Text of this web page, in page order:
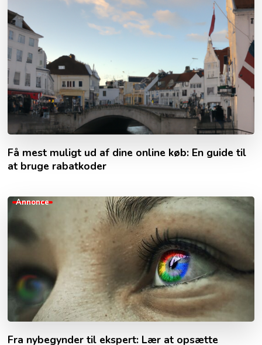
Få mest muligt ud af dine online køb: En guide til
at bruge rabatkoder
Annonce
Fra nybegynder til ekspert: Lær at opsætte